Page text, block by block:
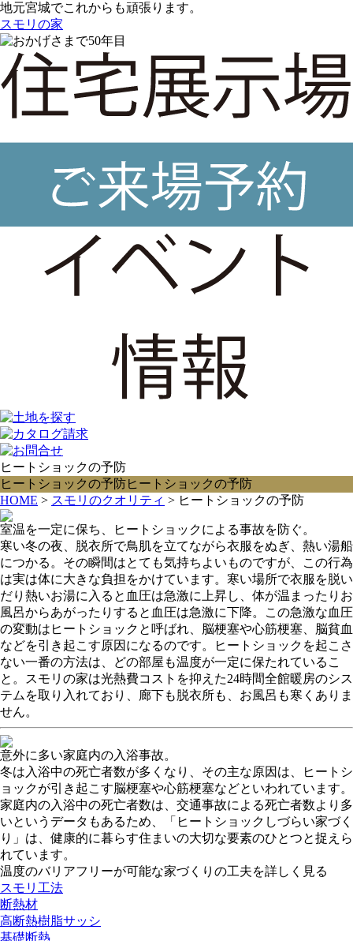
地元宮城でこれからも頑張ります。
スモリの家
ヒートショックの予防
ヒートショックの予防ヒートショックの予防
HOME > スモリのクオリティ > ヒートショックの予防
室温を一定に保ち、ヒートショックによる事故を防ぐ。
寒い冬の夜、脱衣所で鳥肌を立てながら衣服をぬぎ、熱い湯船
につかる。その瞬間はとても気持ちよいものですが、この行為
は実は体に大きな負担をかけています。寒い場所で衣服を脱い
だり熱いお湯に入ると血圧は急激に上昇し、体が温まったりお
風呂からあがったりすると血圧は急激に下降。この急激な血圧
の変動はヒートショックと呼ばれ、脳梗塞や心筋梗塞、脳貧血
などを引き起こす原因になるのです。ヒートショックを起こさ
ない一番の方法は、どの部屋も温度が一定に保たれているこ
と。スモリの家は光熱費コストを抑えた24時間全館暖房のシス
テムを取り入れており、廊下も脱衣所も、お風呂も寒くありま
せん。
意外に多い家庭内の入浴事故。
冬は入浴中の死亡者数が多くなり、その主な原因は、ヒートシ
ョックが引き起こす脳梗塞や心筋梗塞などといわれています。
家庭内の入浴中の死亡者数は、交通事故による死亡者数より多
いというデータもあるため、「ヒートショックしづらい家づく
り」は、健康的に暮らす住まいの大切な要素のひとつと捉えら
れています。
温度のバリアフリーが可能な家づくりの工夫を詳しく見る
スモリ工法
断熱材
高断熱樹脂サッシ
基礎断熱